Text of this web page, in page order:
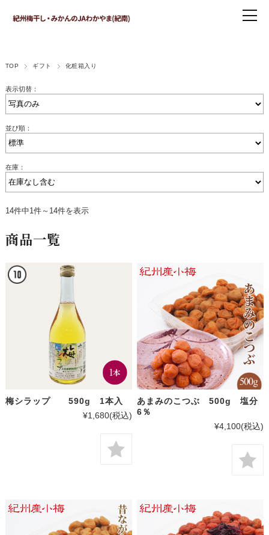
TOP ギフト 化粧箱入り
表示切替：
並び順：
在庫：
14件中1件～14件を表示
商品一覧
梅シラップ 590g 1本入
¥1,680(税込)
あまみのこつぶ 500g 塩分
6％
¥4,100(税込)